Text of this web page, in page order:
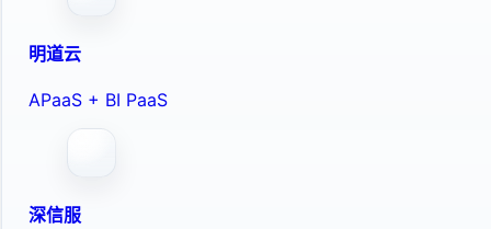
明道云
APaaS + BI PaaS
深信服